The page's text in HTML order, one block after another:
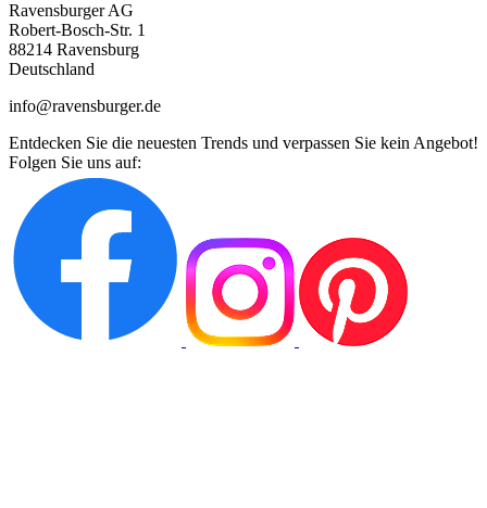
Ravensburger AG
Robert-Bosch-Str. 1
88214 Ravensburg
Deutschland
info@ravensburger.de
Entdecken Sie die neuesten Trends und verpassen Sie kein Angebot!
Folgen Sie uns auf: